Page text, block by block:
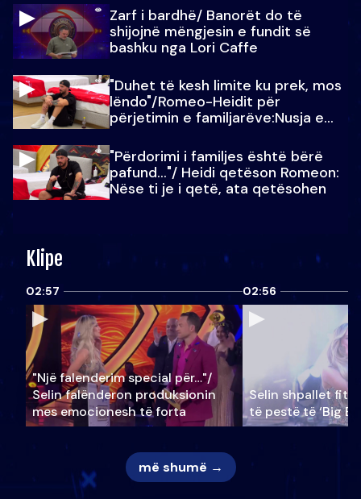
Zarf i bardhë/ Banorët do të
shijojnë mëngjesin e fundit së
bashku nga Lori Caffe
"Duhet të kesh limite ku prek, mos
lëndo"/Romeo-Heidit për
përjetimin e familjarëve:Nusja e
"Përdorimi i familjes është bërë
pafund…"/ Heidi qetëson Romeon:
Nëse ti je i qetë, ata qetësohen
Klipe
02:57
"Një falenderim special për…"/
Selin falënderon produksionin
mes emocionesh të forta
02:56
Selin shpallet
të pestë të ‘Big
më shumë →